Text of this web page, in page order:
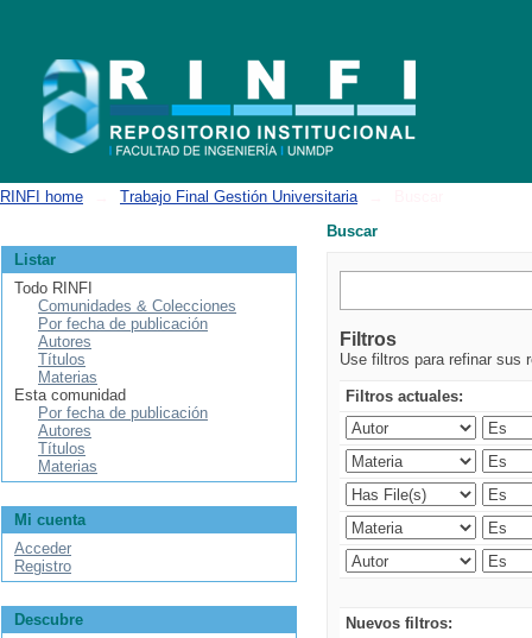
RINFI home Trabajo Final Gestión Universitaria
Buscar
Filtros
Use filtros para refinar sus
Filtros actuales:
Nuevos filtros:
Listar
Todo RINFI
Comunidades & Colecciones
Por fecha de publicación
Autores
Títulos
Materias
Esta comunidad
Por fecha de publicación
Autores
Títulos
Materias
Mi cuenta
Acceder
Registro
Descubre